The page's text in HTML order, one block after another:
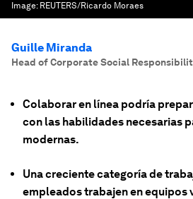
Image: REUTERS/Ricardo Moraes
Guille Miranda
Head of Corporate Social
Colaborar en línea podría
con las habilidades necesarias
modernas.
Una creciente categoría de
empleados trabajen en equipos